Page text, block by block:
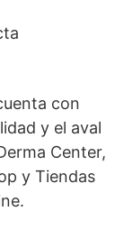
con
y el aval
Center,
y Tiendas